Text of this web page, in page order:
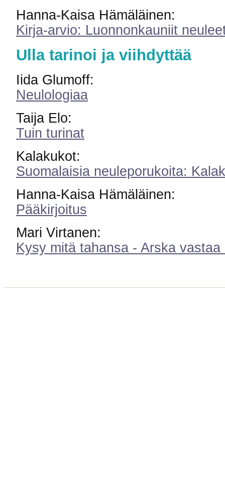
Hanna-Kaisa Hämäläinen:
Kirja-arvio: Luonnonkauniit
Ulla tarinoi ja viihdyttää
Iida Glumoff:
Neulologiaa
Taija Elo:
Tuin turinat
Kalakukot:
Suomalaisia neuleporukoita:
Hanna-Kaisa Hämäläinen:
Pääkirjoitus
Mari Virtanen:
Kysy mitä tahansa - Arska